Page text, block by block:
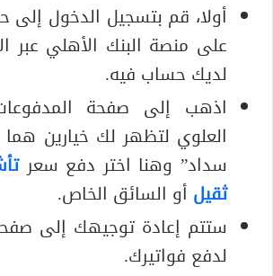
أولا، قم بتسجيل الدخول
على منصة البنك الأهلي عبر
لديك حساب فيه.
اذهب إلى صفحة
العلوي لتظهر لك خيارين هما
سداد” وهنا اختر دفع سعر
ثقيل أو السائق الخاص.
ستتم إعادة توجيهك إلى
لدفع فواتيرك.